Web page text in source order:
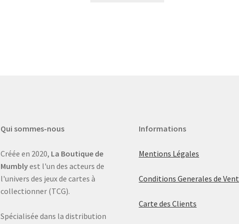
Qui sommes-nous
Créée en 2020, La Boutique de
Mumblyest l'un des acteurs de
l'univers des jeux de cartes à
collectionner (TCG).
Spécialisée dans la distribution
Informations
Mentions Légales
Conditions Generales de
Carte des Clients